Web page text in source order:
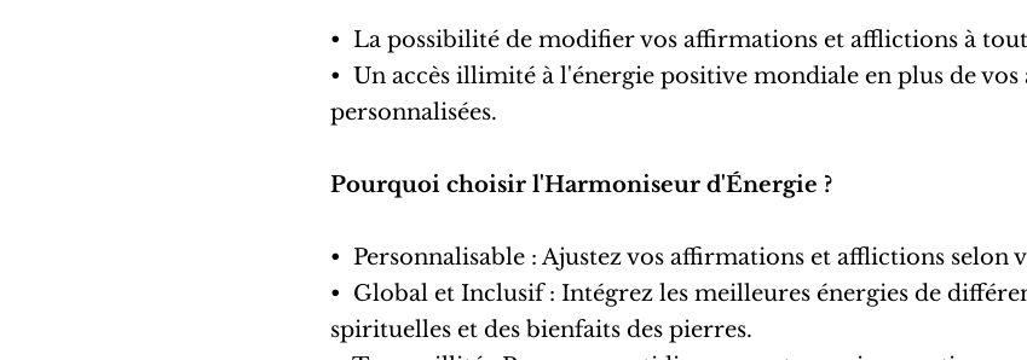
•⁠ ⁠La possibilité de modifier vos affirmations et afflictions à
•⁠ ⁠Un accès illimité à l'énergie positive mondiale en plus de
personnalisées.
Pourquoi choisir l'Harmoniseur d'Énergie ?
•⁠ ⁠Personnalisable : Ajustez vos affirmations et afflictions selon
•⁠ ⁠Global et Inclusif : Intégrez les meilleures énergies de
spirituelles et des bienfaits des pierres.